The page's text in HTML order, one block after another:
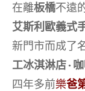
在離板橋不遠
艾斯利歐義式
新門市而成了
工冰淇淋店 ·
四年多前樂爸